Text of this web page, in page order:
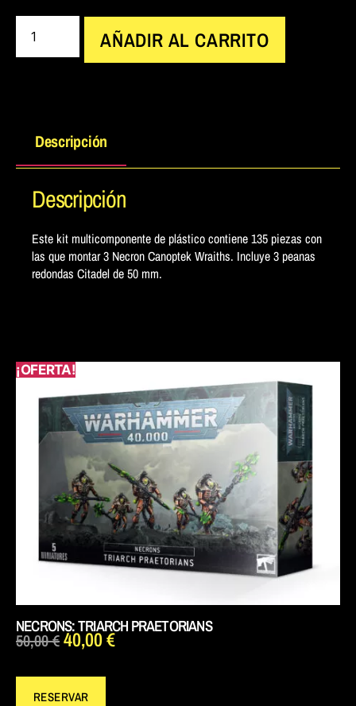
AÑADIR AL CARRITO
¡OFERTA!
NECRONS: TRIARCH PRAETORIANS
50,00€40,00€
RESERVAR
Descripción
Descripción
Este kit multicomponente de plástico contiene 135 piezas con
las que montar 3 Necron Canoptek Wraiths. Incluye 3 peanas
redondas Citadel de 50 mm.